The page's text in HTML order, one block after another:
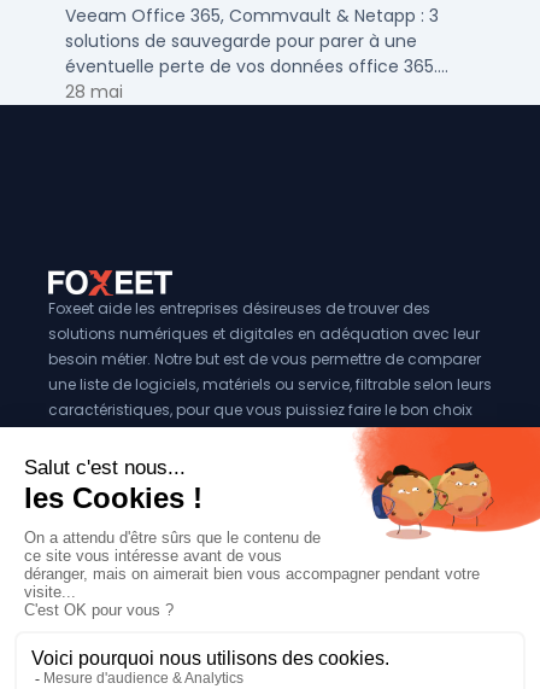
Netapp
Veeam Office 365, Commvault & Netapp : 3
solutions de sauvegarde pour parer à une
éventuelle perte de vos données office 365.
Voici notre ...
28 mai
Foxeet aide les entreprises désireuses de trouver des
solutions numériques et digitales en adéquation avec leur
besoin métier. Notre but est de vous permettre de comparer
une liste de logiciels, matériels ou service, filtrable selon leurs
caractéristiques, pour que vous puissiez faire le bon choix
Vous êtes éditeur?
Se référencer sur Foxeet
Réseaux
Mentions légales